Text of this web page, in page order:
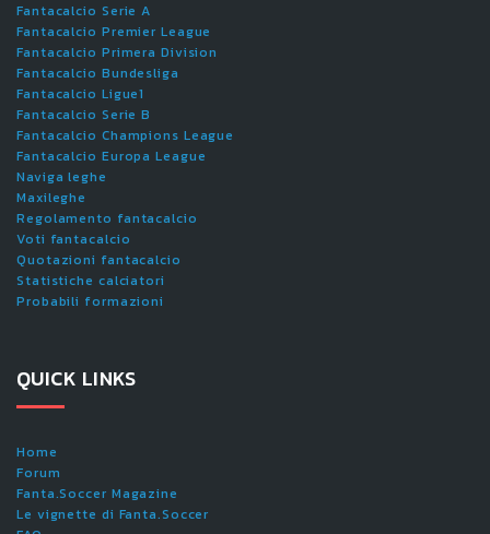
Fantacalcio Serie A
Fantacalcio Premier League
Fantacalcio Primera Division
Fantacalcio Bundesliga
Fantacalcio Ligue1
Fantacalcio Serie B
Fantacalcio Champions League
Fantacalcio Europa League
Naviga leghe
Maxileghe
Regolamento fantacalcio
Voti fantacalcio
Quotazioni fantacalcio
Statistiche calciatori
Probabili formazioni
QUICK LINKS
Home
Forum
Fanta.Soccer Magazine
Le vignette di Fanta.Soccer